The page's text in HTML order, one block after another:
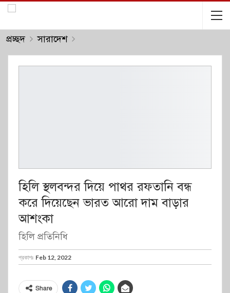
প্রচ্ছদ সারাদেশ
হিলি স্থলবন্দর দিয়ে পাথর রফতানি বন্ধ
করে দিয়েছেন ভারত আরো দাম বাড়ার
আশংকা
হিলি প্রতিনিধি
প্রকাশঃ Feb 12, 2022
Share